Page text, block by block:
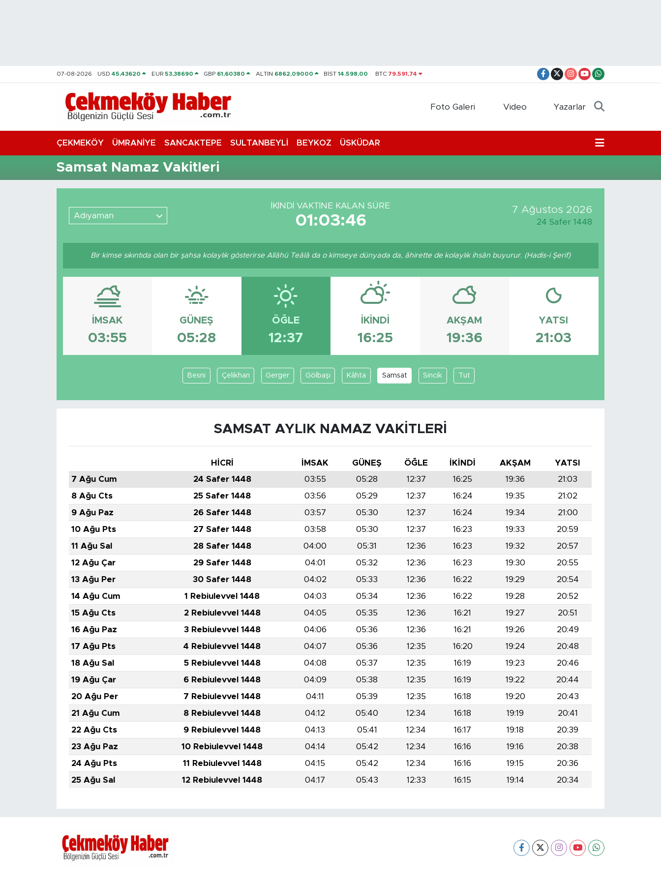
07-08-2026 USD45,43620 EUR 53,38690 GBP 61,60380 ALTIN 6862,09000 BİST14.598,00 BTC 79.591,74
Foto Galeri Video Yazarlar
ÇEKMEKÖY ÜMRANİYE SANCAKTEPE SULTANBEYLİ BEYKOZ ÜSKÜDAR
Samsat Namaz Vakitleri
Adıyaman
İKINDI VAKTİNE KALAN SÜRE
01:03:46
7 Ağustos 2026
24 Safer 1448
Bir kimse sıkıntıda olan bir şahsa kolaylık gösterirse Allâhü Teâlâ da o kimseye dünyada da, âhirette de kolaylık ihsân buyurur. (Hadis-i Şerif)
İMSAK
03:55
GÜNEŞ
05:28
ÖĞLE
12:37
İKINDI
16:25
AKŞAM
19:36
YATSI
21:03
Besni Çelikhan Gerger Gölbaşı Kâhta Samsat Sincik Tut
SAMSAT AYLIK NAMAZ VAKITLERI
HİCRİ İMSAK GÜNEŞ ÖĞLE İKINDI AKŞAM
YATSI
7 Ağu Cum
24 Safer 1448 03:55 05:28 12:37 16:25 19:36
21:03
8 Ağu Cts
25 Safer 1448 03:56 05:29 12:37 16:24 19:35
21:02
9 Ağu Paz
26 Safer 1448 03:57 05:30 12:37 16:24 19:34
21:00
10 Ağu Pts
27 Safer 1448 03:58 05:30 12:37 16:23 19:33
20:59
11 Ağu Sal
28 Safer 1448 04:00 05:31 12:36 16:23 19:32
20:57
12 Ağu Çar
29 Safer 1448 04:01 05:32 12:36 16:23 19:30
20:55
13 Ağu Per
30 Safer 1448 04:02 05:33 12:36 16:22 19:29
20:54
14 Ağu Cum
1 Rebiulevvel 1448 04:03 05:34 12:36 16:22 19:28
20:52
15 Ağu Cts
2 Rebiulevvel 1448 04:05 05:35 12:36 16:21 19:27
20:51
16 Ağu Paz
3 Rebiulevvel 1448 04:06 05:36 12:36 16:21 19:26
20:49
17 Ağu Pts
4 Rebiulevvel 1448 04:07 05:36 12:35 16:20 19:24
20:48
18 Ağu Sal
5 Rebiulevvel 1448 04:08 05:37 12:35 16:19 19:23
20:46
19 Ağu Çar
6 Rebiulevvel 1448 04:09 05:38 12:35 16:19 19:22
20:44
20 Ağu Per
7 Rebiulevvel 1448 04:11 05:39 12:35 16:18 19:20
20:43
21 Ağu Cum
8 Rebiulevvel 1448 04:12 05:40 12:34 16:18 19:19
20:41
22 Ağu Cts
9 Rebiulevvel 1448 04:13 05:41 12:34 16:17 19:18
20:39
23 Ağu Paz
10 Rebiulevvel 1448 04:14 05:42 12:34 16:16 19:16
20:38
24 Ağu Pts
11 Rebiulevvel 1448 04:15 05:42 12:34 16:16 19:15
20:36
25 Ağu Sal
12 Rebiulevvel 1448 04:17 05:43 12:33 16:15 19:14 20:34
Trafik Durumu
Süper Lig Puan Durumu ve Fikstür
Tüm Manşetler
Son Dakika Haberleri
Haber Arşivi